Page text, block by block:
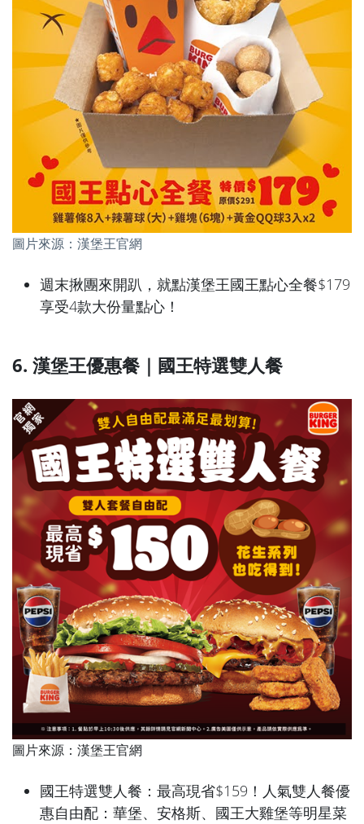
圖片來源：漢堡王官網
週末揪團來開趴，就點漢堡王國王點心全餐$179
享受4款大份量點心！
6. 漢堡王優惠餐｜國王特選雙人餐
圖片來源：漢堡王官網
國王特選雙人餐：最高現省$159！人氣雙人餐優
惠自由配：華堡、安格斯、國王大雞堡等明星菜